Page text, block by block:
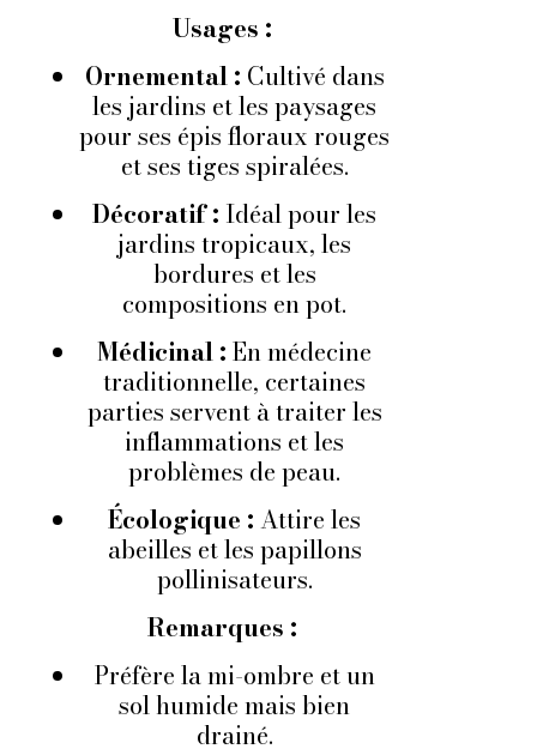
Usages :
Ornemental : Cultivé dans
les jardins et les paysages
pour ses épis floraux rouges
et ses tiges spiralées.
Décoratif : Idéal pour les
jardins tropicaux, les
bordures et les
compositions en pot.
Médicinal :En médecine
traditionnelle, certaines
parties servent à traiter les
inflammations et les
problèmes de peau.
Écologique :Attire les
abeilles et les papillons
pollinisateurs.
Remarques :
Préfère la mi-ombre et un
sol humide mais bien
drainé.